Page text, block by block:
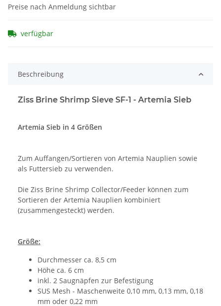
Preise nach Anmeldung sichtbar
verfügbar
Beschreibung
Ziss Brine Shrimp Sieve SF-1 - Artemia Sieb
Artemia Sieb in 4 Größen
Zum Auffangen/Sortieren von Artemia Nauplien sowie
als Futtersieb zu verwenden.
Die Ziss Brine Shrimp Collector/Feeder können zum
Sortieren der Artemia Nauplien kombiniert
(zusammengesteckt) werden.
Größe:
Durchmesser ca. 8,5 cm
Höhe ca. 6 cm
inkl. 2 Saugnäpfen zur Befestigung
SUS Mesh - Maschenweite 0,10 mm, 0,13 mm, 0,18
mm oder 0,22 mm